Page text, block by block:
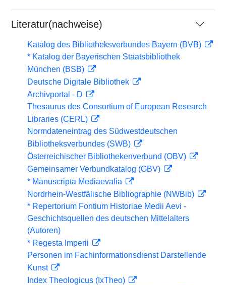
Literatur(nachweise)
Katalog des Bibliotheksverbundes Bayern (BVB)
* Katalog der Bayerischen Staatsbibliothek
München (BSB)
Deutsche Digitale Bibliothek
Archivportal - D
Thesaurus des Consortium of European Research
Libraries (CERL)
Normdateneintrag des Südwestdeutschen
Bibliotheksverbundes (SWB)
Österreichischer Bibliothekenverbund (OBV)
Gemeinsamer Verbundkatalog (GBV)
* Manuscripta Mediaevalia
Nordrhein-Westfälische Bibliographie (NWBib)
* Repertorium Fontium Historiae Medii Aevi -
Geschichtsquellen des deutschen Mittelalters
(Autoren)
* Regesta Imperii
Personen im Fachinformationsdienst Darstellende
Kunst
Index Theologicus (IxTheo)